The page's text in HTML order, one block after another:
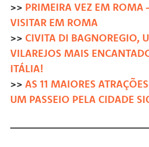
>> PRIMEIRA VEZ EM ROMA
VISITAR EM ROMA
>> CIVITA DI BAGNOREGIO,
VILAREJOS MAIS
ITÁLIA!
>> AS 11 MAIORES
UM PASSEIO PELA CIDADE